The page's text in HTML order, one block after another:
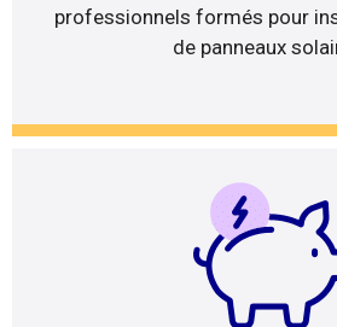
professionnels formés pour
de panneaux